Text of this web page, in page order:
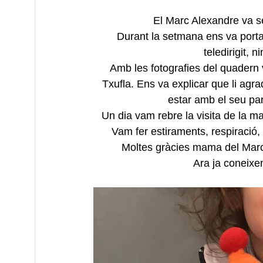
El Marc Alexandre va
Durant la setmana ens va
teledirigit,
Amb les fotografies del
Txufla. Ens va explicar que li
estar amb el seu
Un dia vam rebre la visita de la
Vam fer estiraments,
Moltes gràcies mama del
Ara ja